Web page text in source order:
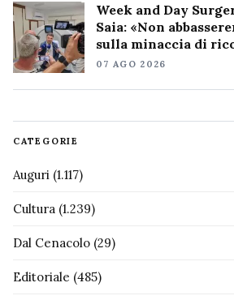
Week and Day
Saia: «Non
sulla minaccia di
07 AGO 2026
CATEGORIE
Auguri (1.117)
Cultura (1.239)
Dal Cenacolo (29)
Editoriale (485)